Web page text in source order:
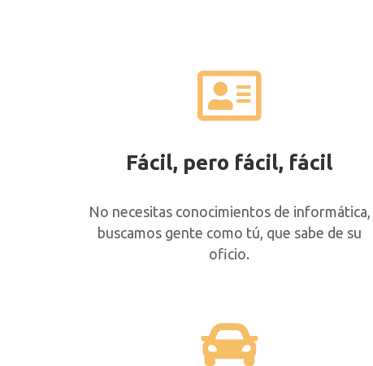
Fácil, pero fácil, fácil
No necesitas conocimientos de informática,
buscamos gente como tú, que sabe de su
oficio.